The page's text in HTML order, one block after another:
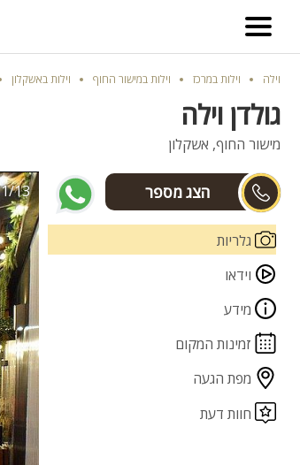
וילה וילות במרכז וילות במישור החוף וילות באשקלון
גולדן וילה
מישור החוף, אשקלון
גלריות
וידאו
מידע
זמינות המקום
מפת הגעה
חוות דעת
1/13